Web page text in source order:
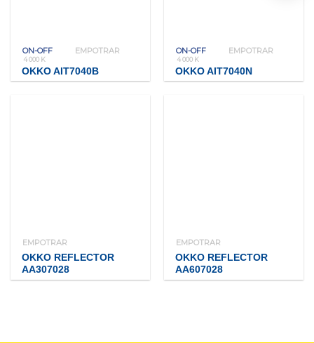
ON-OFF EMPOTRAR
4 000 K
OKKO AIT7040B
ON-OFF EMPOTRAR
4 000 K
OKKO AIT7040N
EMPOTRAR
OKKO REFLECTOR
AA307028
EMPOTRAR
OKKO REFLECTOR
AA607028